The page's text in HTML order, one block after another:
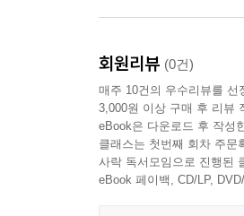
회원리뷰 (0건)
매주 10건의 우수리뷰를
3,000원 이상 구매 후 리뷰
eBook은 다운로드 후 작성
클래스는 첫번째 회차 주문
사락 독서모임으로 진행된
eBook 페이백, CD/LP,